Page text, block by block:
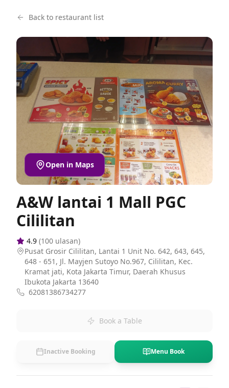
Back to restaurant list
Open in Maps
A&W lantai 1 Mall PGC
Cililitan
4.9 (100 ulasan)
Pusat Grosir Cililitan, Lantai 1 Unit No. 642, 643, 645,
648 - 651, Jl. Mayjen Sutoyo No.967, Cililitan, Kec.
Kramat jati, Kota Jakarta Timur, Daerah Khusus
Ibukota Jakarta 13640
62081386734277
Book a Table
Inactive Booking Menu Book